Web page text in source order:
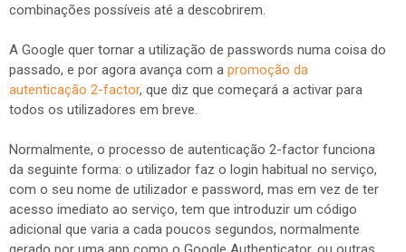
combinações possíveis até a descobrirem.
A Google quer tornar a utilização de passwords numa coisa do
passado, e por agora avança com a promoção da
autenticação 2-factor, que diz que começará a activar para
todos os utilizadores em breve.
Normalmente, o processo de autenticação 2-factor funciona
da seguinte forma: o utilizador faz o login habitual no serviço,
com o seu nome de utilizador e password, mas em vez de ter
acesso imediato ao serviço, tem que introduzir um código
adicional que varia a cada poucos segundos, normalmente